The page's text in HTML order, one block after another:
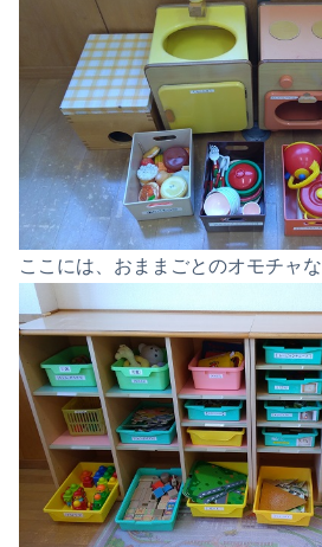
ここには、おままごとのオモチャな